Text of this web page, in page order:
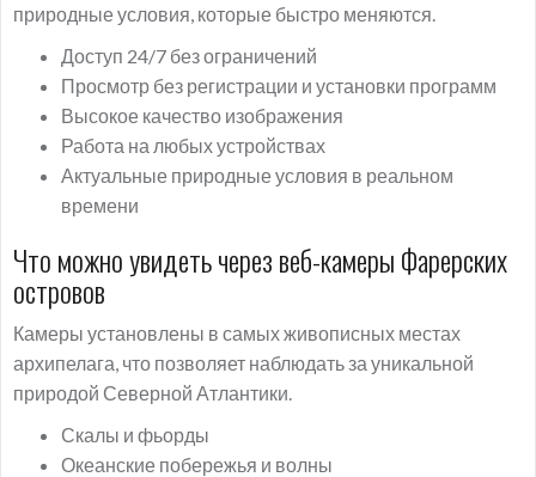
природные условия, которые быстро меняются.
Доступ 24/7 без ограничений
Просмотр без регистрации и установки программ
Высокое качество изображения
Работа на любых устройствах
Актуальные природные условия в реальном
времени
Что можно увидеть через веб-камеры Фарерских
островов
Камеры установлены в самых живописных местах
архипелага, что позволяет наблюдать за уникальной
природой Северной Атлантики.
Скалы и фьорды
Океанские побережья и волны